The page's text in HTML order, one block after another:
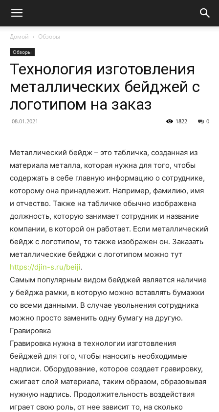
Домой Обзоры
Обзоры
Технология изготовления
металлических бейджей с
логотипом на заказ
08.01.2021 0
1822
Металлический бейдж – это табличка, созданная из
материала металла, которая нужна для того, чтобы
содержать в себе главную информацию о сотруднике,
которому она принадлежит. Например, фамилию, имя
и отчество. Также на табличке обычно изображена
должность, которую занимает сотрудник и название
компании, в которой он работает. Если металлический
бейдж с логотипом, то также изображен он. Заказать
металлические бейджи с логотипом можно тут
https://djin-s.ru/beiji.
Самым популярным видом бейджей является наличие
у бейджа рамки, в которую можно вставлять бумажки
со всеми данными. В случае увольнения сотрудника
можно просто заменить одну бумагу на другую.
Гравировка
Гравировка нужна в технологии изготовления
бейджей для того, чтобы наносить необходимые
надписи. Оборудование, которое создает гравировку,
сжигает слой материала, таким образом, образовывая
нужную надпись. Продолжительность воздействия
играет свою роль, от нее зависит то, на сколько